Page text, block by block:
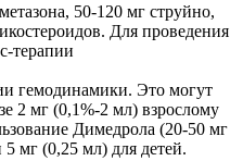
50-120 мг струйно,
Для проведения
терапии
гемодинамики. Это могут
2 мг (0,1%-2 мл) взрослому
Димедрола (20-50 мг
мг (0,25 мл) для детей.